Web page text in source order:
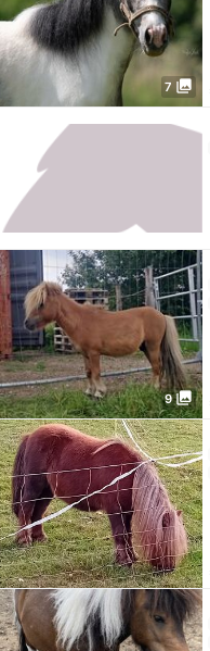
7 photo_library
9 photo_library